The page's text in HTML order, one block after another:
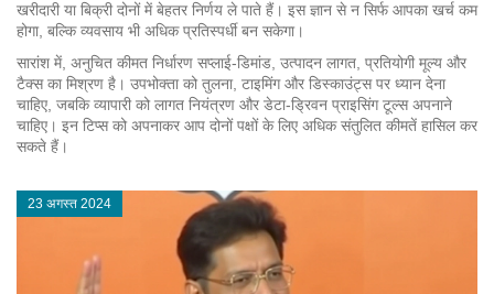
खरीदारी या बिक्री दोनों में बेहतर निर्णय ले पाते हैं। इस ज्ञान से न सिर्फ आपका खर्च कम
होगा, बल्कि व्यवसाय भी अधिक प्रतिस्पर्धी बन सकेगा।
सारांश में, अनुचित कीमत निर्धारण सप्लाई‑डिमांड, उत्पादन लागत, प्रतियोगी मूल्य और
टैक्स का मिश्रण है। उपभोक्ता को तुलना, टाइमिंग और डिस्काउंट्स पर ध्यान देना
चाहिए, जबकि व्यापारी को लागत नियंत्रण और डेटा‑ड्रिवन प्राइसिंग टूल्स अपनाने
चाहिए। इन टिप्स को अपनाकर आप दोनों पक्षों के लिए अधिक संतुलित कीमतें हासिल कर
सकते हैं।
23 अगस्त 2024